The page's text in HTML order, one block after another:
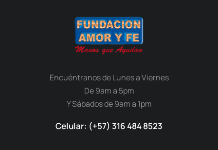
Encuéntranos de Lunes a Viernes
De 9am a 5pm
Y Sábados de 9am a 1pm
Celular: (+57) 316 484 8523